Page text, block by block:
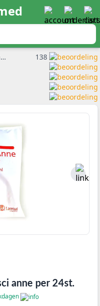
138
anne per 24st.